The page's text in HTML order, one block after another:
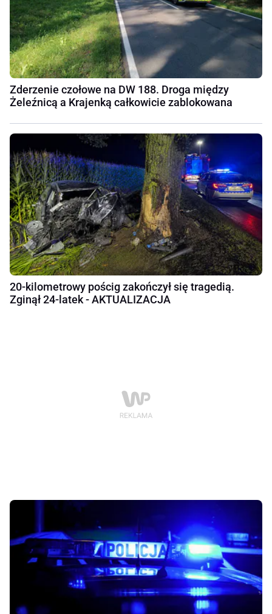
Zderzenie czołowe na DW 188. Droga między
Żeleźnicą a Krajenką całkowicie zablokowana
20-kilometrowy pościg zakończył się tragedią.
Zginął 24-latek - AKTUALIZACJA